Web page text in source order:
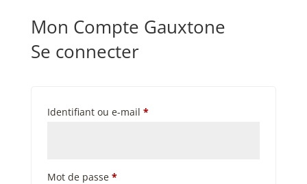
Mon Compte Gauxtone
Se connecter
Identifiant ou e-mail *Obligatoire
Mot de passe *Obligatoire